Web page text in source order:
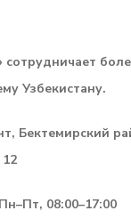
сотрудничает
Узбекистану.
Бектемирский
08:00–17:00